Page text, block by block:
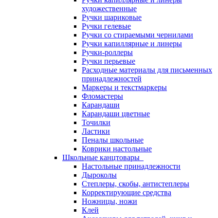
художественные
Ручки шариковые
Ручки гелевые
Ручки со стираемыми чернилами
Ручки капиллярные и линеры
Ручки-роллеры
Ручки перьевые
Расходные материалы для письменных
принадлежностей
Маркеры и текстмаркеры
Фломастеры
Карандаши
Карандаши цветные
Точилки
Ластики
Пеналы школьные
Коврики настольные
Школьные канцтовары
Настольные принадлежности
Дыроколы
Степлеры, скобы, антистеплеры
Корректирующие средства
Ножницы, ножи
Клей